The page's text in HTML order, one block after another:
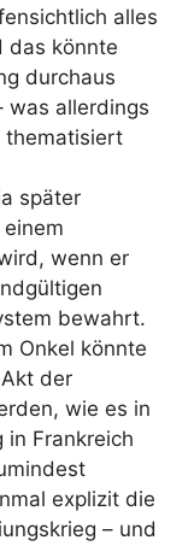
alles
das könnte
durchaus
was allerdings
thematisiert
später
wenn er
bewahrt.
Onkel könnte
der
wie es in
Frankreich
explizit die
– und